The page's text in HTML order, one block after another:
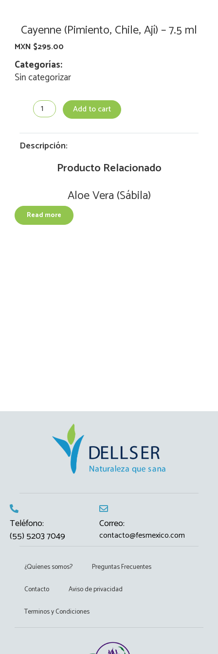
Cayenne (Pimiento, Chile, Ají) – 7.5 ml
MXN $295.00
Categorías:
Sin categorizar
Cayenne
(Pimiento,
Ají)
Add to cart
Descripción:
Producto Relacionado
Aloe Vera (Sábila)
Read more
Teléfono:
(55) 5203 7049
Correo:
contacto@fesmexico.com
¿Quíenes somos? Preguntas Frecuentes
Contacto Aviso de privacidad
Terminos y Condiciones